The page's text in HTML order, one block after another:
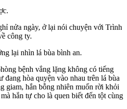
nửa ngày, ở lại nói chuyện với Trình
công ty.
lại nhìn lá bùa bình an.
bệnh vắng lặng không có tiếng
hòa quyện vào nhau trên lá bùa
giam, hắn bỗng nhiên muốn rời khỏi
hắn tự cho là quen biết đến tột cùng